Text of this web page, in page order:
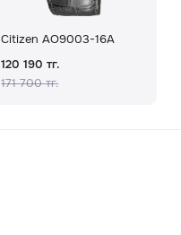
Citizen AO9003-16A
120 190 тг.
171 700 тг.